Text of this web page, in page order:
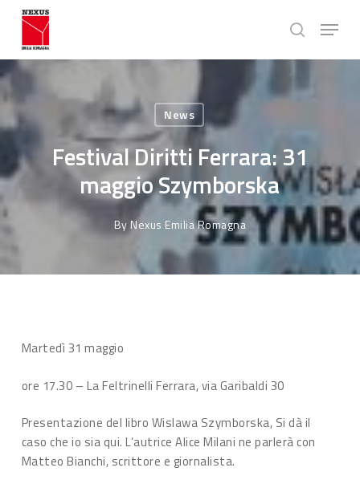
Skip
main
content
search
Menu
News
Festival Diritti Ferrara: 31
maggio Szymborska
By Nexus Emilia Romagna
Martedì 31 maggio
ore 17.30 – La Feltrinelli Ferrara, via Garibaldi 30
Presentazione del libro Wislawa Szymborska, Si dà il
caso che io sia qui. L’autrice Alice Milani ne parlerà con
Matteo Bianchi, scrittore e giornalista.